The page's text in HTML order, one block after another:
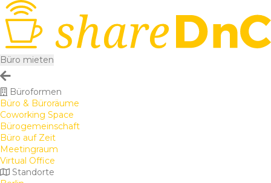
Büro mieten
Büroformen
Büro & Büroräume
Coworking Space
Bürogemeinschaft
Büro auf Zeit
Meetingraum
Virtual Office
Standorte